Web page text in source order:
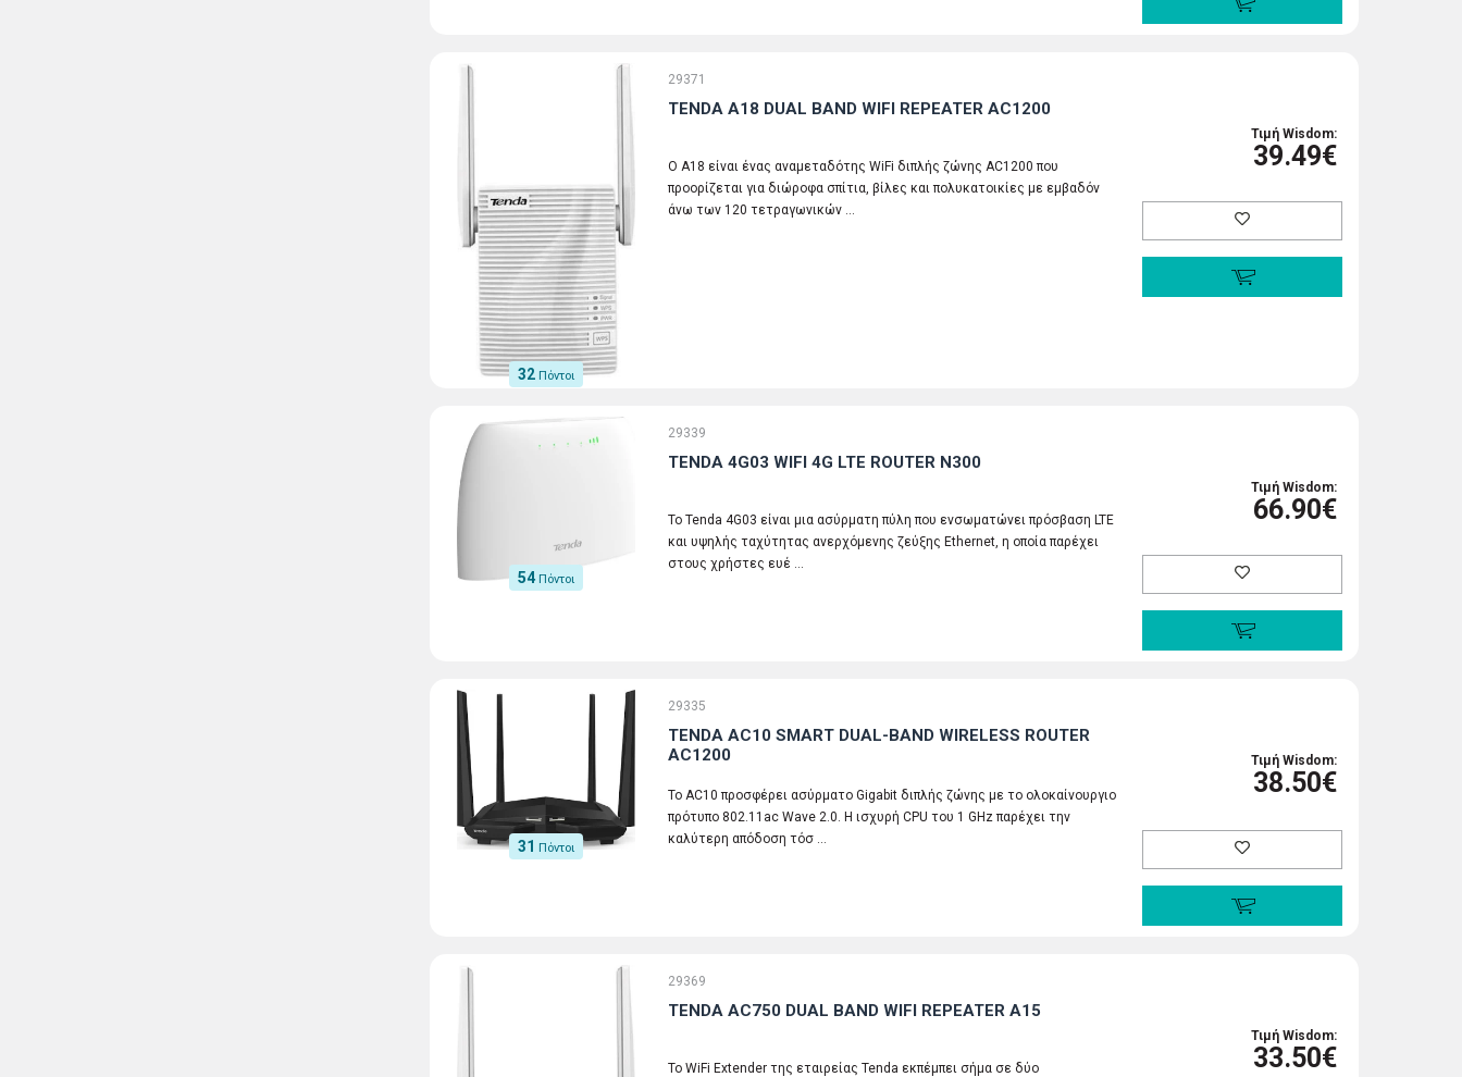
32 Πόντοι
29371
TENDA A18 DUAL BAND WIFI REPEATER AC1200
Ο A18 είναι ένας αναμεταδότης WiFi διπλής ζώνης AC1200 που
προορίζεται για διώροφα σπίτια, βίλες και πολυκατοικίες με εμβαδόν
άνω των 120 τετραγωνικών …
Τιμή Wisdom:
39.49€
54 Πόντοι
29339
TENDA 4G03 WIFI 4G LTE ROUTER N300
Το Tenda 4G03 είναι μια ασύρματη πύλη που ενσωματώνει πρόσβαση LTE
και υψηλής ταχύτητας ανερχόμενης ζεύξης Ethernet, η οποία παρέχει
στους χρήστες ευέ …
Τιμή Wisdom:
66.90€
31 Πόντοι
29335
TENDA AC10 SMART DUAL-BAND WIRELESS ROUTER
AC1200
Το AC10 προσφέρει ασύρματο Gigabit διπλής ζώνης με το ολοκαίνουργιο
πρότυπο 802.11ac Wave 2.0. Η ισχυρή CPU του 1 GHz παρέχει την
καλύτερη απόδοση τόσ …
Τιμή Wisdom:
38.50€
29369
TENDA AC750 DUAL BAND WIFI REPEATER A15
Το WiFi Extender της εταιρείας Tenda εκπέμπει σήμα σε δύο
Τιμή Wisdom:
33.50€